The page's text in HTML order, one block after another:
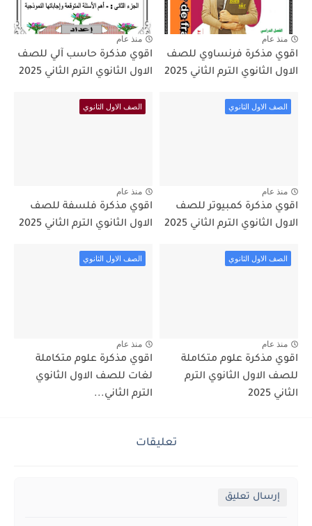
منذ عام
اقوي مذكرة فرنساوي للصف
الاول الثانوي الترم الثاني 2025
منذ عام
اقوي مذكرة حاسب آلي للصف
الاول الثانوي الترم الثاني 2025
الصف الاول الثانوي
منذ عام
اقوي مذكرة كمبيوتر للصف
الاول الثانوي الترم الثاني 2025
الصف الاول الثانوي
منذ عام
اقوي مذكرة فلسفة للصف
الاول الثانوي الترم الثاني 2025
الصف الاول الثانوي
منذ عام
اقوي مذكرة علوم متكاملة
للصف الاول الثانوي الترم
الثاني 2025
الصف الاول الثانوي
منذ عام
اقوي مذكرة علوم متكاملة
لغات للصف الاول الثانوي
الترم الثاني...
تعليقات
إرسال تعليق